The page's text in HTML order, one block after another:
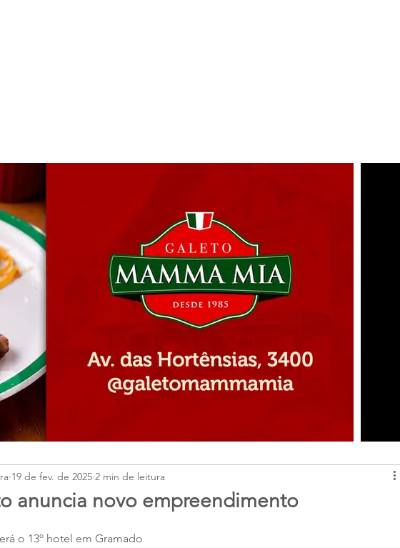
anuncia novo empreendimento
19 de fev. de 2025 2 min de leitura
o 13º hotel em Gramado